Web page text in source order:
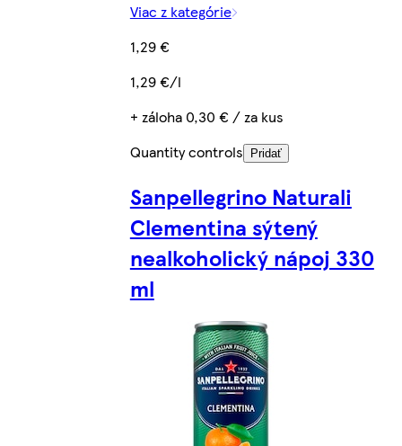
Viac z kategórie
1,29 €
1,29 €/l
+ záloha 0,30 € / za kus
Quantity controls
Pridať
Sanpellegrino Naturali
Clementina sýtený
nealkoholický nápoj 330
ml